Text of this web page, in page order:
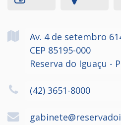
Av. 4 de setembro
CEP 85195-000
Reserva do Iguaçu -
(42) 3651-8000